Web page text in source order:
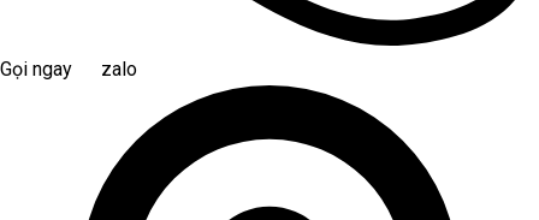
Gọi ngay zalo